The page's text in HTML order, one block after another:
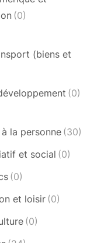
(0)
(biens et
(0)
la personne(30)
et social (0)
(0)
et loisir (0)
(0)